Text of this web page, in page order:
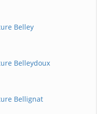
Belley
Belleydoux
Bellignat